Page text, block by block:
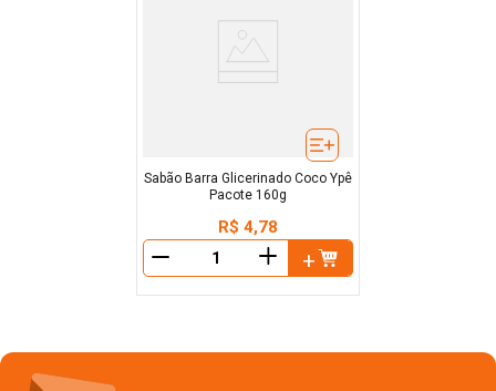
Sabão Barra Glicerinado Coco Ypê
Pacote 160g
R$ 4,78
＋